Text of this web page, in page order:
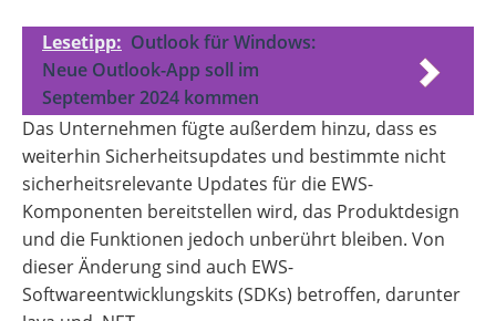
Lesetipp: Outlook für Windows:
Neue Outlook-App soll im
September 2024 kommen
Das Unternehmen fügte außerdem hinzu, dass es
weiterhin Sicherheitsupdates und bestimmte nicht
sicherheitsrelevante Updates für die EWS-
Komponenten bereitstellen wird, das Produktdesign
und die Funktionen jedoch unberührt bleiben. Von
dieser Änderung sind auch EWS-
Softwareentwicklungskits (SDKs) betroffen, darunter